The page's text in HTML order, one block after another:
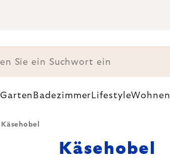
Garten Badezimmer LifestyleWohnen
Käsehobel
Käsehobel